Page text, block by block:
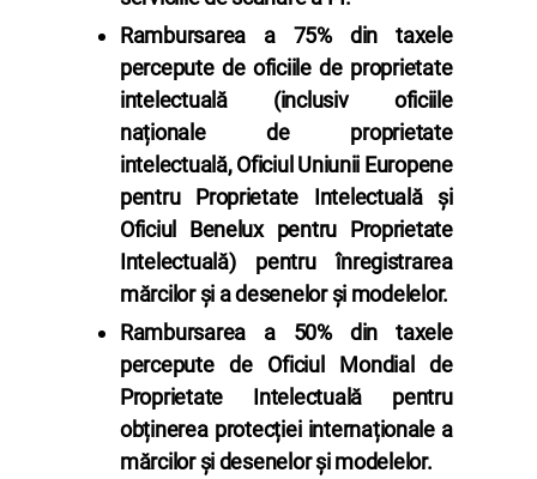
Rambursarea a 75% din taxele
percepute de oficiile de proprietate
intelectuală (inclusiv oficiile
naționale de proprietate
intelectuală, Oficiul Uniunii Europene
pentru Proprietate Intelectuală și
Oficiul Benelux pentru Proprietate
Intelectuală) pentru înregistrarea
mărcilor și a desenelor și modelelor.
Rambursarea a 50% din taxele
percepute de Oficiul Mondial de
Proprietate Intelectuală pentru
obținerea protecției internaționale a
mărcilor și desenelor și modelelor.